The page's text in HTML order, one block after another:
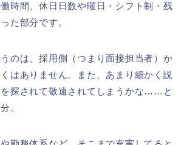
時間、休日日数や曜日・シフト制・残
た部分です。
のは、採用側（つまり面接担当者）か
はありません。また、あまり細かく説
探されて敬遠されてしまうかな……と
。